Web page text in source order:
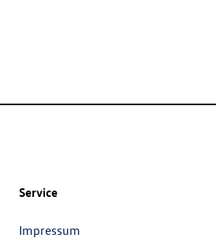
Service
Impressum